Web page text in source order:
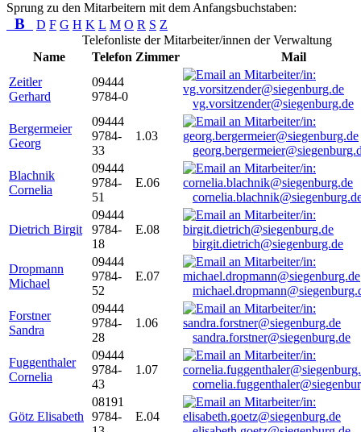
Sprung zu den Mitarbeitern mit dem Anfangsbuchstaben:
B D F G H K L M O R S Z
Telefonliste der Mitarbeiter/innen der Verwaltung
Name
Telefon Zimmer
Mail
Zeitler
Gerhard
09444
9784-0
vg.vorsitzender@siegenburg.de
Bergermeier
Georg
09444
9784-
33
1.03
Blachnik
Cornelia
09444
9784-
51
E.06
Dietrich Birgit
09444
9784-
18
E.08
birgit.dietrich@siegenburg.de
Dropmann
Michael
09444
9784-
52
E.07
Forstner
Sandra
09444
9784-
28
1.06
sandra.forstner@siegenburg.de
Fuggenthaler
Cornelia
09444
9784-
43
1.07
Götz Elisabeth
08191
9784-
E.04